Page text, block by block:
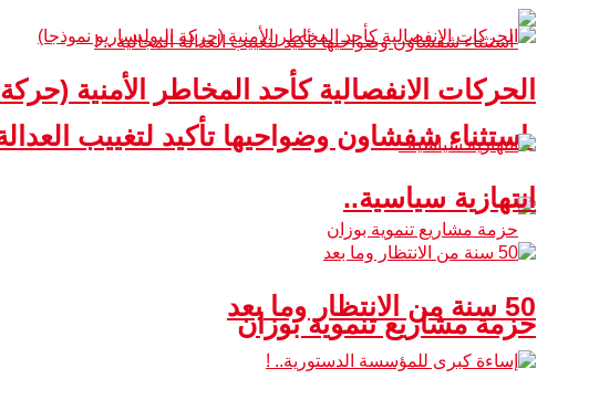
استثناء شفشاون وضواحيها تأكيد لتغييب
حزمة مشاريع تنموية بوزان
الحركات الانفصالية كأحد المخاطر الأمنية
انتهازية سياسية..
50 سنة من الانتظار وما بعد